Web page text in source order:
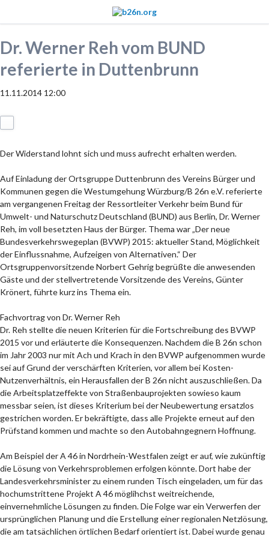
Dr. Werner Reh vom BUND
referierte in Duttenbrunn
11.11.2014 12:00
Der Widerstand lohnt sich und muss aufrecht erhalten werden.
Auf Einladung der Ortsgruppe Duttenbrunn des Vereins Bürger und
Kommunen gegen die Westumgehung Würzburg/B 26n e.V. referierte
am vergangenen Freitag der Ressortleiter Verkehr beim Bund für
Umwelt- und Naturschutz Deutschland (BUND) aus Berlin, Dr. Werner
Reh, im voll besetzten Haus der Bürger. Thema war „Der neue
Bundesverkehrswegeplan (BVWP) 2015: aktueller Stand, Möglichkeit
der Einflussnahme, Aufzeigen von Alternativen.“ Der
Ortsgruppenvorsitzende Norbert Gehrig begrüßte die anwesenden
Gäste und der stellvertretende Vorsitzende des Vereins, Günter
Krönert, führte kurz ins Thema ein.
Fachvortrag von Dr. Werner Reh
Dr. Reh stellte die neuen Kriterien für die Fortschreibung des BVWP
2015 vor und erläuterte die Konsequenzen. Nachdem die B 26n schon
im Jahr 2003 nur mit Ach und Krach in den BVWP aufgenommen wurde
sei auf Grund der verschärften Kriterien, vor allem bei Kosten-
Nutzenverhältnis, ein Herausfallen der B 26n nicht auszuschließen. Da
die Arbeitsplatzeffekte von Straßenbauprojekten sowieso kaum
messbar seien, ist dieses Kriterium bei der Neubewertung ersatzlos
gestrichen worden. Er bekräftigte, dass alle Projekte erneut auf den
Prüfstand kommen und machte so den Autobahngegnern Hoffnung.
Am Beispiel der A 46 in Nordrhein-Westfalen zeigt er auf, wie zukünftig
die Lösung von Verkehrsproblemen erfolgen könnte. Dort habe der
Landesverkehrsminister zu einem runden Tisch eingeladen, um für das
hochumstrittene Projekt A 46 möglihchst weitreichende,
einvernehmliche Lösungen zu finden. Die Folge war ein Verwerfen der
ursprünglichen Planung und die Erstellung einer regionalen Netzlösung,
die am tatsächlichen örtlichen Bedarf orientiert ist. Dabei wurde genau